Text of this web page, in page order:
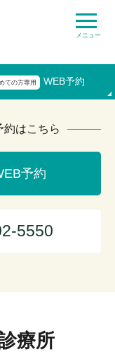
ての方専用 WEB予約
約はこちら
予約
5550
療所